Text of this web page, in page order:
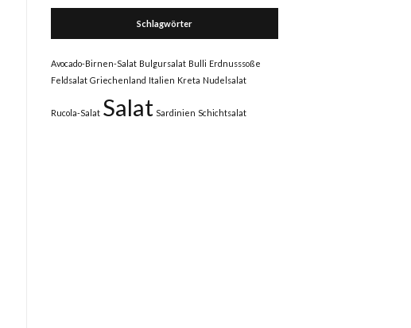
Schlagwörter
Avocado-Birnen-Salat Bulgursalat Bulli Erdnusssoße
Feldsalat Griechenland Italien Kreta Nudelsalat
Rucola-Salat Salat Sardinien Schichtsalat